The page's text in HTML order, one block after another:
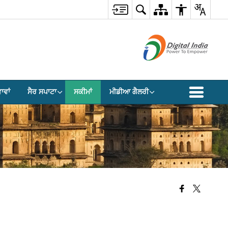
ਸੈਰ ਸਪਾਟਾ ਸਕੀਮਾਂ ਮੀਡੀਆ ਗੈਲਰੀ